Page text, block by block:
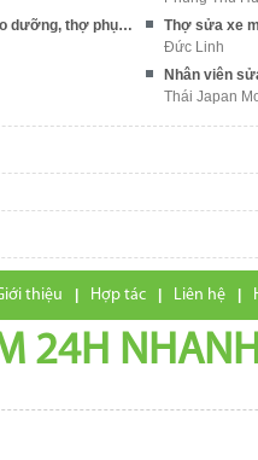
Thợ quản lý kỹ thuật, thợ sửa chữa bảo dưỡng, thợ phụ, rửa xe
Thợ sửa xe
Đức Linh
Nhân viên
Thái Japan
thiệu | Hợp tác | Liên hệ |
24H